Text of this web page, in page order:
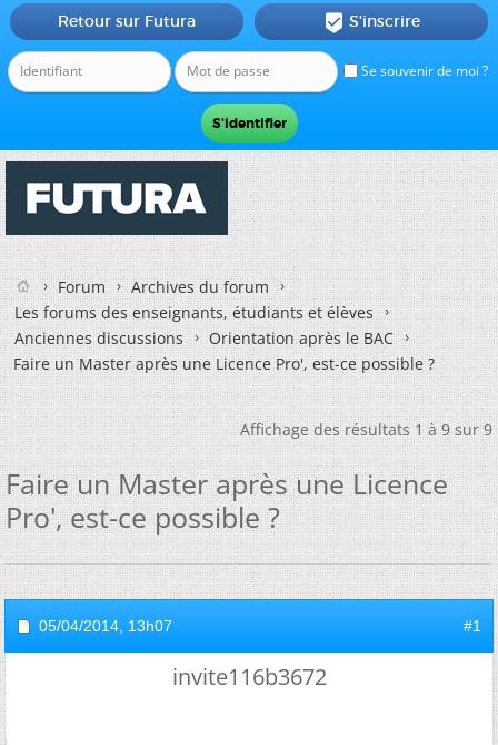
Se souvenir de moi ?
Retour sur Futura  S'inscrire
Forum
Archives du forum
Les forums des enseignants, étudiants et élèves
Anciennes discussions
Orientation après le BAC
Faire un Master après une Licence Pro', est-ce possible ?
Affichage des résultats 1 à 9 sur 9
Faire un Master après une Licence
Pro', est-ce possible ?
05/04/2014, 13h07 #1
invite116b3672